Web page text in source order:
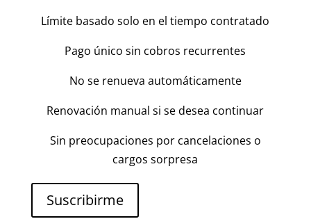
Límite basado solo en el tiempo contratado
Pago único sin cobros recurrentes
No se renueva automáticamente
Renovación manual si se desea continuar
Sin preocupaciones por cancelaciones o
cargos sorpresa
Suscribirme